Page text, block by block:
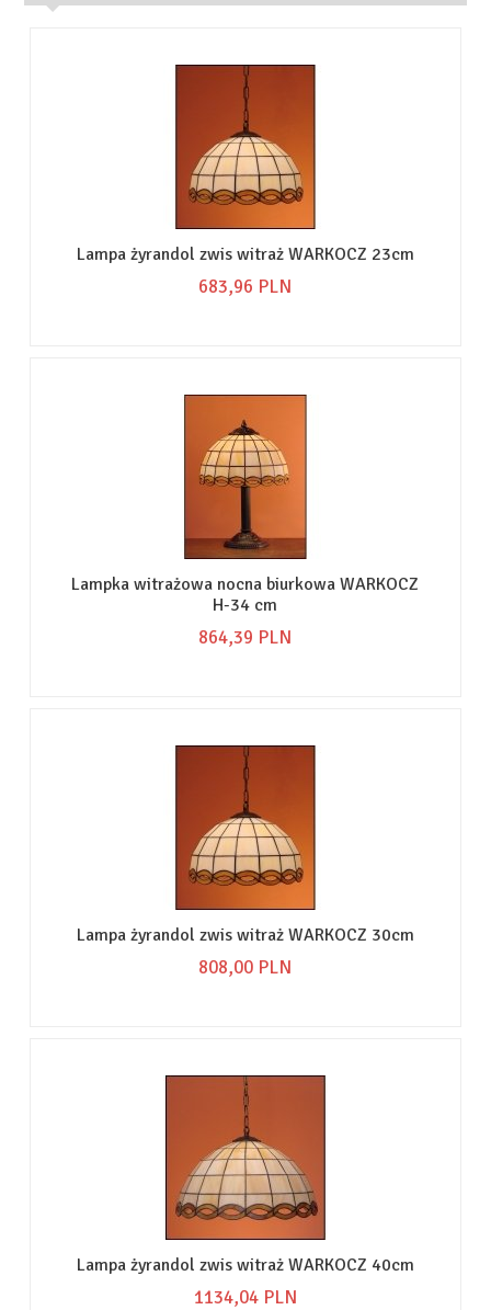
Lampa żyrandol zwis witraż WARKOCZ 23cm
683,96 PLN
Lampka witrażowa nocna biurkowa WARKOCZ
H-34 cm
864,39 PLN
Lampa żyrandol zwis witraż WARKOCZ 30cm
808,00 PLN
Lampa żyrandol zwis witraż WARKOCZ 40cm
1134,04PLN